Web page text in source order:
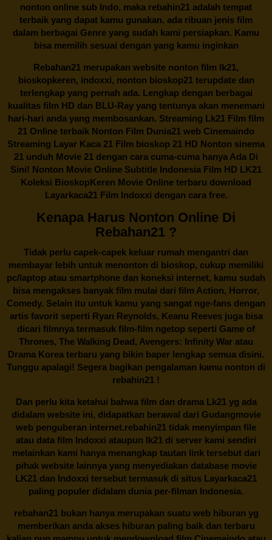
nonton online sub Indo, maka rebahin21 adalah tempat
terbaik yang dapat kamu gunakan. ada ribuan jenis film
dalam berbagai Genre yang sudah kami persiapkan. Kamu
bisa memilih sesuai dengan yang kamu inginkan
Rebahan21 merupakan website nonton film lk21,
bioskopkeren, indoxxi, nonton bioskop21 terupdate dan
terlengkap yang pernah ada. Lengkap dengan berbagai
kualitas film HD dan BLU-Ray yang tentunya akan menemani
hari-hari anda yang membosankan. Streaming Lk21 Film film
21 Online terbaik Nonton Film Dunia21 web Cinemaindo
Streaming Layar Kaca 21 Film bioskop 21 HD Nonton sinema
21 unduh Movie 21 dengan cara cuma-cuma hanya Ada Di
Sini! Nonton Movie Online Subtitle Indonesia Film HD LK21
Koleksi BioskopKeren Movie Online terbaru download
Layarkaca21 Film Indoxxi dengan cara free.
Kenapa Harus Nonton Online Di
Rebahan21 ?
Tidak perlu capek-capek keluar rumah mengantri dan
membayar lebih untuk menonton di bioskop, cukup memiliki
pc/laptop atau smartphone dan koneksi internet, kamu sudah
bisa mengakses banyak film mulai dari film Action, Horror,
Comedy. Selain itu untuk kamu yang sangat nge-fans dengan
artis favorit seperti Ryan Reynolds, Keanu Reeves juga bisa
dicari filmnya termasuk film-film ngetop seperti Game of
Thrones, The Walking Dead, Avengers: Infinity War atau
Drama Korea terbaru yang bikin baper lengkap semua disini.
Tunggu apalagi! Segera bagikan pengalaman kamu nonton di
rebahin21 !
Dan perlu kita ketahui bahwa film dan dramaLk21yg ada
didalam website ini, didapatkan berawal dari Gudangmovie
web penguberan internet.rebahin21 tidak menyimpan file
atau data film Indoxxi ataupun lk21 di server kami sendiri
melainkan kami hanya menangkap tautan link tersebut dari
pihak website lainnya yang menyediakan database movie
LK21 dan Indoxxi tersebut termasuk di situs Layarkaca21
paling populer didalam dunia per-filman Indonesia.
rebahan21bukan hanya merupakan suatu web hiburan yg
memberikan anda akses hiburan paling baik dan terbaru